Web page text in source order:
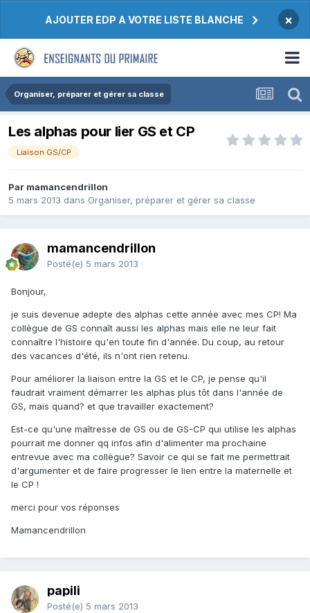
AJOUTER EDP A VOTRE LISTE BLANCHE ×
Organiser, préparer et gérer sa classe
Les alphas pour lier GS et CP
Liaison GS/CP
Par mamancendrillon
5 mars 2013 dans Organiser, préparer et gérer sa classe
mamancendrillon
Posté(e) 5 mars 2013
Bonjour,
je suis devenue adepte des alphas cette année avec mes CP! Ma
collègue de GS connaît aussi les alphas mais elle ne leur fait
connaître l'histoire qu'en toute fin d'année. Du coup, au retour
des vacances d'été, ils n'ont rien retenu.
Pour améliorer la liaison entre la GS et le CP, je pense qu'il
faudrait vraiment démarrer les alphas plus tôt dans l'année de
GS, mais quand? et que travailler exactement?
Est-ce qu'une maîtresse de GS ou de GS-CP qui utilise les alphas
pourrait me donner qq infos afin d'alimenter ma prochaine
entrevue avec ma collègue? Savoir ce qui se fait me permettrait
d'argumenter et de faire progresser le lien entre la maternelle et
le CP !
merci pour vos réponses
Mamancendrillon
papili
Posté(e) 5 mars 2013